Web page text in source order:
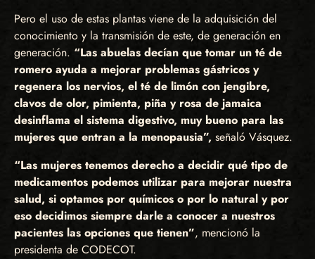
Pero el uso de estas plantas viene de la adquisición del
conocimiento y la transmisión de este, de generación en
generación. “Las abuelas decían que tomar un té de
romero ayuda a mejorar problemas gástricos y
regenera los nervios, el té de limón con jengibre,
clavos de olor, pimienta, piña y rosa de jamaica
desinflama el sistema digestivo, muy bueno para las
mujeres que entran a la menopausia”, señaló Vásquez.
“Las mujeres tenemos derecho a decidir qué tipo de
medicamentos podemos utilizar para mejorar nuestra
salud, si optamos por químicos o por lo natural y por
eso decidimos siempre darle a conocer a nuestros
pacientes las opciones que tienen”, mencionó la
presidenta de CODECOT.